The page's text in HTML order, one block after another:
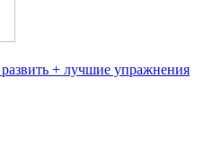
+ лучшие упражнения